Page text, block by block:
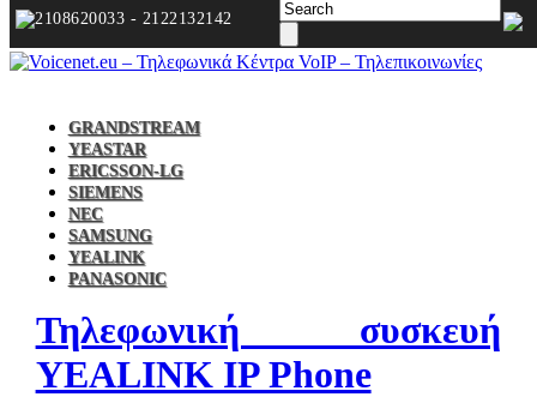
2108620033 - 2122132142
GRANDSTREAM
YEASTAR
ERICSSON-LG
SIEMENS
NEC
SAMSUNG
YEALINK
PANASONIC
Τηλεφωνική συσκευή
YEALINK IP Phone